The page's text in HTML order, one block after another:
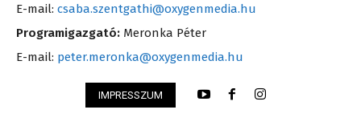
E-mail: csaba.szentgathi@oxygenmedia.hu
Programigazgató: Meronka Péter
E-mail: peter.meronka@oxygenmedia.hu
IMPRESSZUM